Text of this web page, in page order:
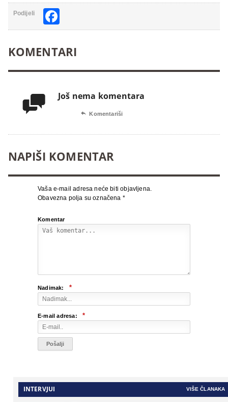
Podijeli
KOMENTARI
 Još nema komentara
 Komentariši
NAPIŠI KOMENTAR
Vaša e-mail adresa neće biti objavljena.
Obavezna polja su označena *
Komentar
Nadimak: *
E-mail adresa: *
INTERVJUI VIŠE ČLANAKA